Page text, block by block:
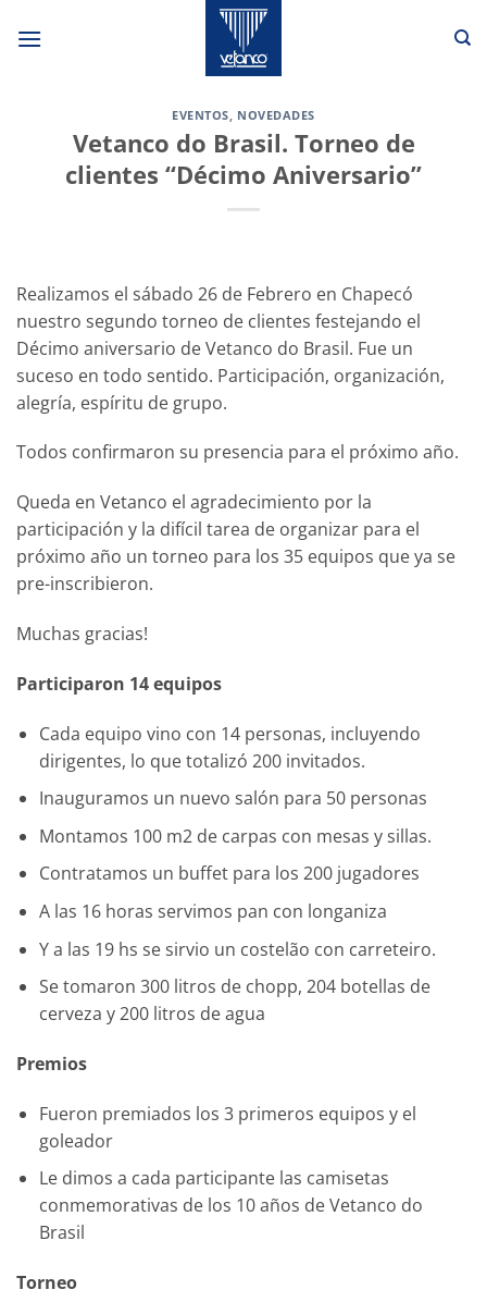
EVENTOS, NOVEDADES
Vetanco do Brasil. Torneo de
clientes “Décimo Aniversario”
Realizamos el sábado 26 de Febrero en Chapecó
nuestro segundo torneo de clientes festejando el
Décimo aniversario de Vetanco do Brasil. Fue un
suceso en todo sentido. Participación, organización,
alegría, espíritu de grupo.
Todos confirmaron su presencia para el próximo año.
Queda en Vetanco el agradecimiento por la
participación y la difícil tarea de organizar para el
próximo año un torneo para los 35 equipos que ya se
pre-inscribieron.
Muchas gracias!
Participaron 14 equipos
Cada equipo vino con 14 personas, incluyendo
dirigentes, lo que totalizó 200 invitados.
Inauguramos un nuevo salón para 50 personas
Montamos 100 m2 de carpas con mesas y sillas.
Contratamos un buffet para los 200 jugadores
A las 16 horas servimos pan con longaniza
Y a las 19 hs se sirvio un costelão con carreteiro.
Se tomaron 300 litros de chopp, 204 botellas de
cerveza y 200 litros de agua
Premios
Fueron premiados los 3 primeros equipos y el
goleador
Le dimos a cada participante las camisetas
conmemorativas de los 10 años de Vetanco do
Brasil
Torneo